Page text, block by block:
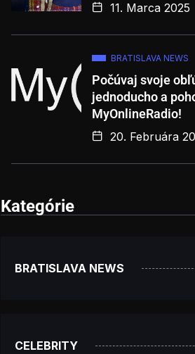
11. Marca 2025
BRATISLAVA NEWS
Počúvaj svoje
jednoducho a
MyOnlineRadio!
20. Februára
Kategórie
BRATISLAVA NEWS
CELEBRITY